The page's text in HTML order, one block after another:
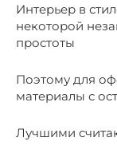
Интерьер в
некоторой
простоты
Поэтому для
материалы с
Лучшими